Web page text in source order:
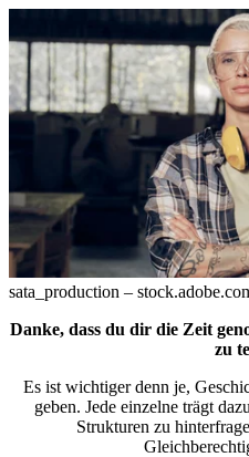
sata_production –
Danke, dass du dir die Zeit
zu
Es ist wichtiger denn je,
geben. Jede einzelne trägt
Strukturen zu